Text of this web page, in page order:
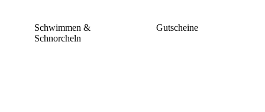
Schwimmen &
Schnorcheln
Gutscheine